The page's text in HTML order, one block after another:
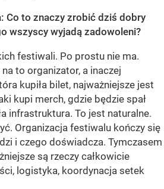
Co to znaczy zrobić dziś dobry
wszyscy wyjadą zadowoleni?
festiwali. Po prostu nie ma.
to organizator, a inaczej
kupiła bilet, najważniejsze jest
kupi merch, gdzie będzie spał
infrastruktura. To jest naturalne.
Organizacja festiwalu kończy się
i czego doświadcza. Tymczasem
są rzeczy całkowicie
logistyka, koordynacja setek